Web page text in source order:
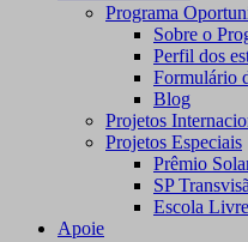
Programa
Sobre o
Perfil dos
Formulário
Blog
Projetos
Projetos Especiais
Prêmio
SP
Escola
Apoie